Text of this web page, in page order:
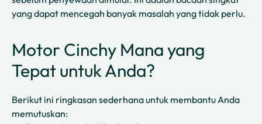
yang dapat mencegah banyak masalah yang tidak perlu.
Motor Cinchy Mana yang
Tepat untuk Anda?
Berikut ini ringkasan sederhana untuk membantu Anda
memutuskan: